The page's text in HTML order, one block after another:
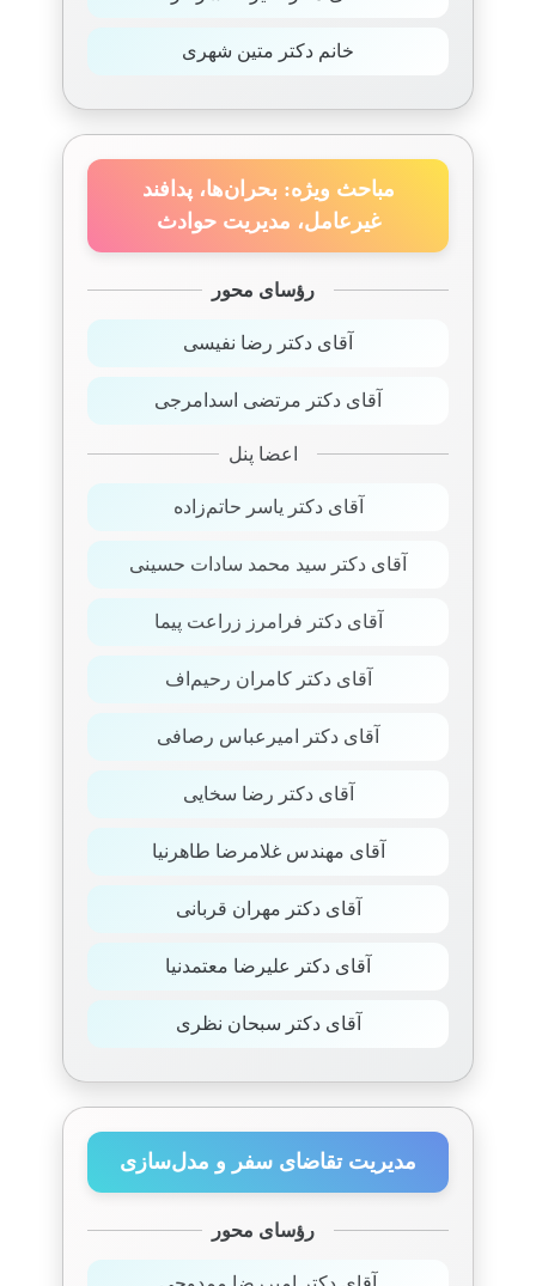
خانم دکتر متین شهری
مباحث ویژه: بحران‌ها، پدافند
غیرعامل، مدیریت حوادث
رؤسای محور
آقای دکتر رضا نفیسی
آقای دکتر مرتضی اسدامرجی
اعضا پنل
آقای دکتر یاسر حاتم‌زاده
آقای دکتر سید محمد سادات حسینی
آقای دکتر فرامرز زراعت پیما
آقای دکتر کامران رحیم‌اف
آقای دکتر امیرعباس رصافی
آقای دکتر رضا سخایی
آقای مهندس غلامرضا طاهرنیا
آقای دکتر مهران قربانی
آقای دکتر علیرضا معتمدنیا
آقای دکتر سبحان نظری
مدیریت تقاضای سفر و مدل‌سازی
رؤسای محور